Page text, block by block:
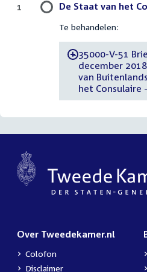
De Staat van het
Te behandelen:
-35000-V-51
december
van
het Consulaire
1
Over Tweedekamer.nl
Colofon
Disclaimer